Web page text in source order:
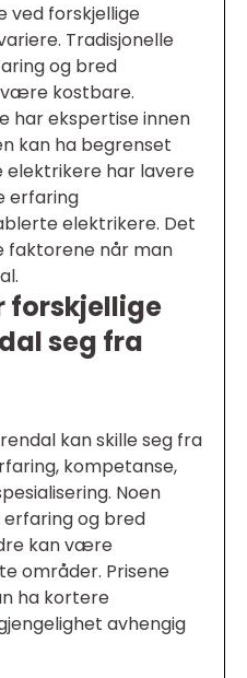
ved forskjellige
Tradisjonelle
og bred
kostbare.
har ekspertise innen
kan ha begrenset
elektrikere har lavere
erfaring
elektrikere. Det
faktorene når man
forskjellige
seg fra
kan skille seg fra
kompetanse,
Noen
og bred
kan være
områder. Prisene
ha kortere
avhengig